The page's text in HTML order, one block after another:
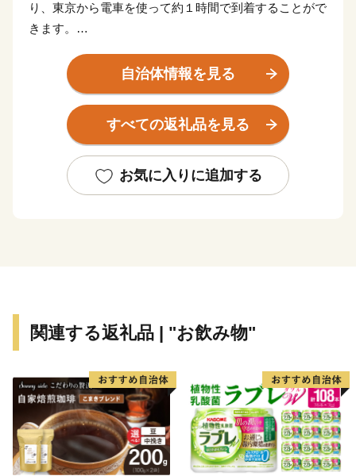
り、東京から電車を使って約１時間で到着することがで
きます。
のアクセスも非常に良く、東京、京都、大阪、富士山な
ど日本で人気の観光地を周遊する旅の滞在地として便利
な立地にあります。
そのため、国内外から毎年2000万人を超える観光客が
文化遺産にも登録されている富士山を近くに見ることも
出来ます。
根旧街道や伝統工芸品など、様々な魅力を持つ一大リゾ
箱根町では、「ふるさと納税制度」を活用し、箱根町
のまちづくりを応援していただける皆様からの寄付を募
っています。
箱根町出身の方や箱根町を訪れたことのある方など、
「箱根ファン」の皆様の応援をお待ちしています。
自治体情報を見る
すべての返礼品を見る
お気に入りに追加する
関連する返礼品 | "お飲み物"